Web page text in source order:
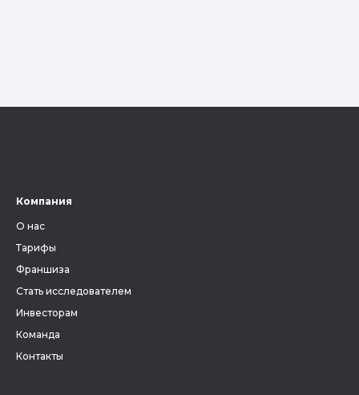
Компания
О нас
Тарифы
Франшиза
Стать исследователем
Инвесторам
Команда
Контакты